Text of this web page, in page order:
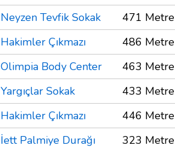
Neyzen Tevfik Sokak
471 Metre
Hakimler Çıkmazı
486 Metre
Olimpia Body Center
463 Metre
Yargıçlar Sokak
433 Metre
Hakimler Çıkmazı
446 Metre
İett Palmiye Durağı
323 Metre